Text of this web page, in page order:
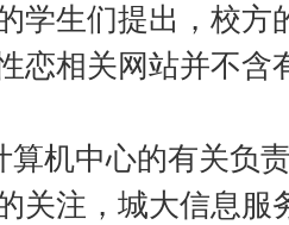
学生们提出，校
恋相关网站并不含
算机中心的有关负
关注，城大信息